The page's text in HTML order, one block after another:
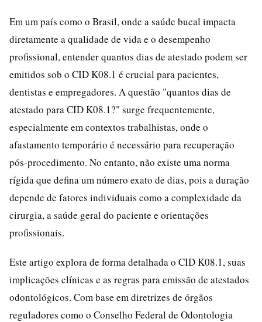
Em um país como o Brasil, onde a saúde bucal impacta
diretamente a qualidade de vida e o desempenho
profissional, entender quantos dias de atestado podem ser
emitidos sob o CID K08.1 é crucial para pacientes,
dentistas e empregadores. A questão "quantos dias de
atestado para CID K08.1?" surge frequentemente,
especialmente em contextos trabalhistas, onde o
afastamento temporário é necessário para recuperação
pós-procedimento. No entanto, não existe uma norma
rígida que defina um número exato de dias, pois a duração
depende de fatores individuais como a complexidade da
cirurgia, a saúde geral do paciente e orientações
profissionais.
Este artigo explora de forma detalhada o CID K08.1, suas
implicações clínicas e as regras para emissão de atestados
odontológicos. Com base em diretrizes de órgãos
reguladores como o Conselho Federal de Odontologia